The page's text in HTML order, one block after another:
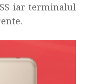
iar terminalul